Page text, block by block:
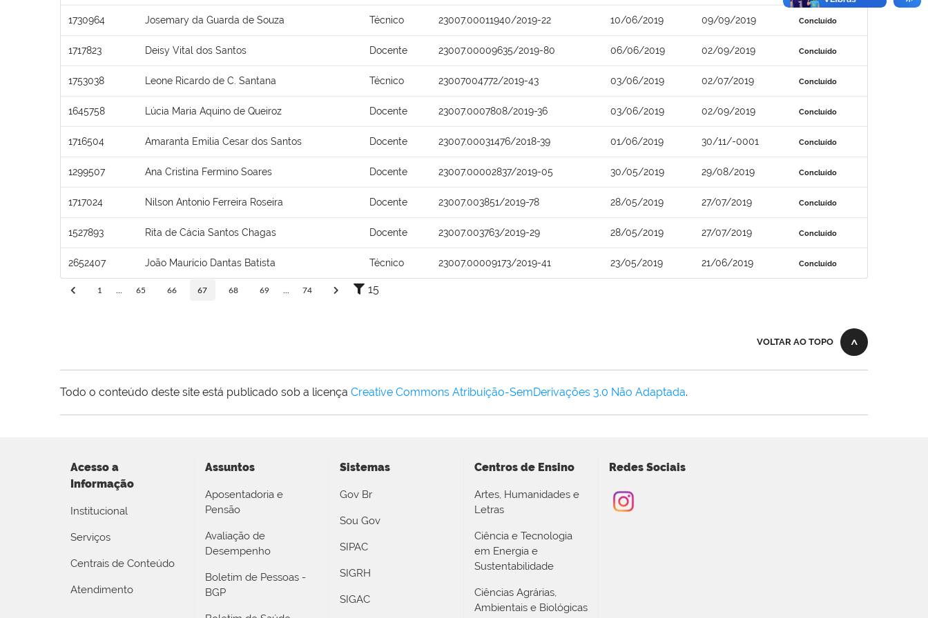
1730964 Josemary da Guarda de Souza Técnico 23007.00011940/2019-22 10/06/2019 09/09/2019 Concluído
1717823 Deisy Vital dos Santos Docente 23007.00009635/2019-80 06/06/2019 02/09/2019 Concluído
1753038 Leone Ricardo de C. Santana Técnico 23007004772/2019-43 03/06/2019 02/07/2019 Concluído
1645758 Lúcia Maria Aquino de Queiroz Docente 23007.0007808/2019-36 03/06/2019 02/09/2019 Concluído
1716504 Amaranta Emilia Cesar dos Santos Docente 23007.00031476/2018-39 01/06/2019 30/11/-0001 Concluído
1299507 Ana Cristina Fermino Soares Docente 23007.00002837/2019-05 30/05/2019 29/08/2019 Concluído
1717024 Nilson Antonio Ferreira Roseira Docente 23007.003851/2019-78 28/05/2019 27/07/2019 Concluído
1527893 Rita de Cácia Santos Chagas Docente 23007.003763/2019-29 28/05/2019 27/07/2019 Concluído
2652407 João Maurício Dantas Batista Técnico 23007.00009173/2019-41 23/05/2019 21/06/2019 Concluído
1 65 66 67 68 69 74 15
VOLTAR AO TOPO
Todo o conteúdo deste site está publicado sob a licença Creative Commons Atribuição-SemDerivações 3.0 Não Adaptada.
Acesso a
Informação
Institucional
Serviços
Centrais de Conteúdo
Atendimento
Assuntos
Aposentadoria e
Pensão
Avaliação de
Desempenho
Boletim de Pessoas -
BGP
Sistemas
Gov Br
Sou Gov
SIPAC
SIGRH
SIGAC
Centros de Ensino
Artes, Humanidades e
Letras
Ciência e Tecnologia
em Energia e
Sustentabilidade
Ciências Agrárias,
Ambientais e Biológicas
Redes Sociais